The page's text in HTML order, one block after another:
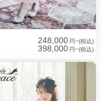
248,000 円~(税込)
398,000 円~(税込)